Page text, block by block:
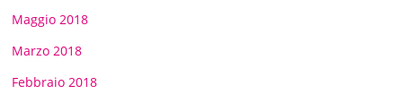
Maggio 2018
Marzo 2018
Febbraio 2018